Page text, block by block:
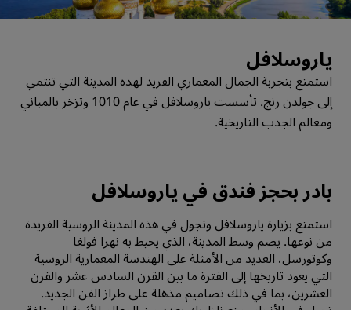
ياروسلافل
استمتع بتجربة الجمال المعماري الفريد لهذه المدينة التي تنتمي
إلى جولدن رنج. تأسست ياروسلافل في عام 1010 وتزخر بالمباني
ومعالم الجذب التاريخية.
بادر بحجز فندق في ياروسلافل
استمتع بزيارة ياروسلافل وتجول في هذه المدينة الروسية الفريدة
من نوعها. يضم وسط المدينة، الذي يحيط به نهرا فولغا
وكوتورسل، العديد من الأمثلة على الهندسة المعمارية الروسية
التي يعود تاريخها إلى الفترة ما بين القرن السادس عشر والقرن
العشرين، بما في ذلك تصاميم مذهلة على طراز الفن الجديد.